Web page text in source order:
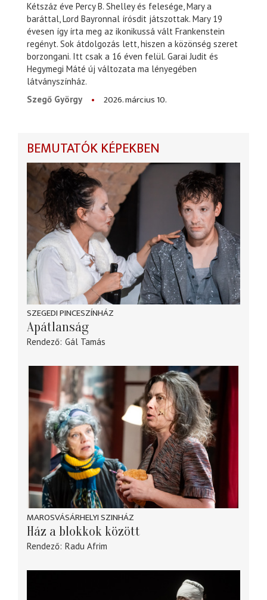
Kétszáz éve Percy B. Shelley és felesége, Mary a
baráttal, Lord Bayronnal írósdit játszottak. Mary 19
évesen így írta meg az ikonikussá vált Frankenstein
regényt. Sok átdolgozás lett, hiszen a közönség szeret
borzongani. Itt csak a 16 éven felül. Garai Judit és
Hegymegi Máté új változata ma lényegében
látványszínház.
Szegő György
2026. március 10.
BEMUTATÓK KÉPEKBEN
SZEGEDI PINCESZÍNHÁZ
Apátlanság
Rendező Gál Tamás
MAROSVÁSÁRHELYI SZINHÁZ
Ház a blokkok között
Rendező Radu Afrim